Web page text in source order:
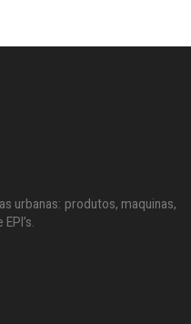
urbanas: produtos, maquinas,